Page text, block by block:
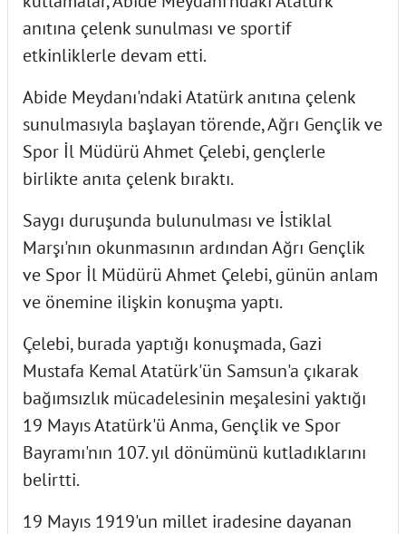
anıtına çelenk sunulması ve sportif
etkinliklerle devam etti.
Abide Meydanı'ndaki Atatürk anıtına çelenk
sunulmasıyla başlayan törende, Ağrı Gençlik ve
Spor İl Müdürü Ahmet Çelebi, gençlerle
birlikte anıta çelenk bıraktı.
Saygı duruşunda bulunulması ve İstiklal
Marşı'nın okunmasının ardından Ağrı Gençlik
ve Spor İl Müdürü Ahmet Çelebi, günün anlam
ve önemine ilişkin konuşma yaptı.
Çelebi, burada yaptığı konuşmada, Gazi
Mustafa Kemal Atatürk'ün Samsun'a çıkarak
bağımsızlık mücadelesinin meşalesini yaktığı
19 Mayıs Atatürk'ü Anma, Gençlik ve Spor
Bayramı'nın 107. yıl dönümünü kutladıklarını
belirtti.
19 Mayıs 1919'un millet iradesine dayanan